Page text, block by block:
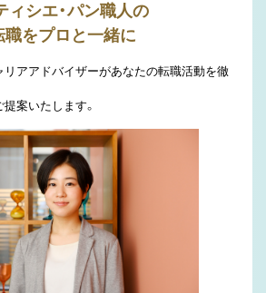
ィシエ・パン職人の
職をプロと一緒に
アアドバイザーがあなたの転職活動を徹
案いたします。